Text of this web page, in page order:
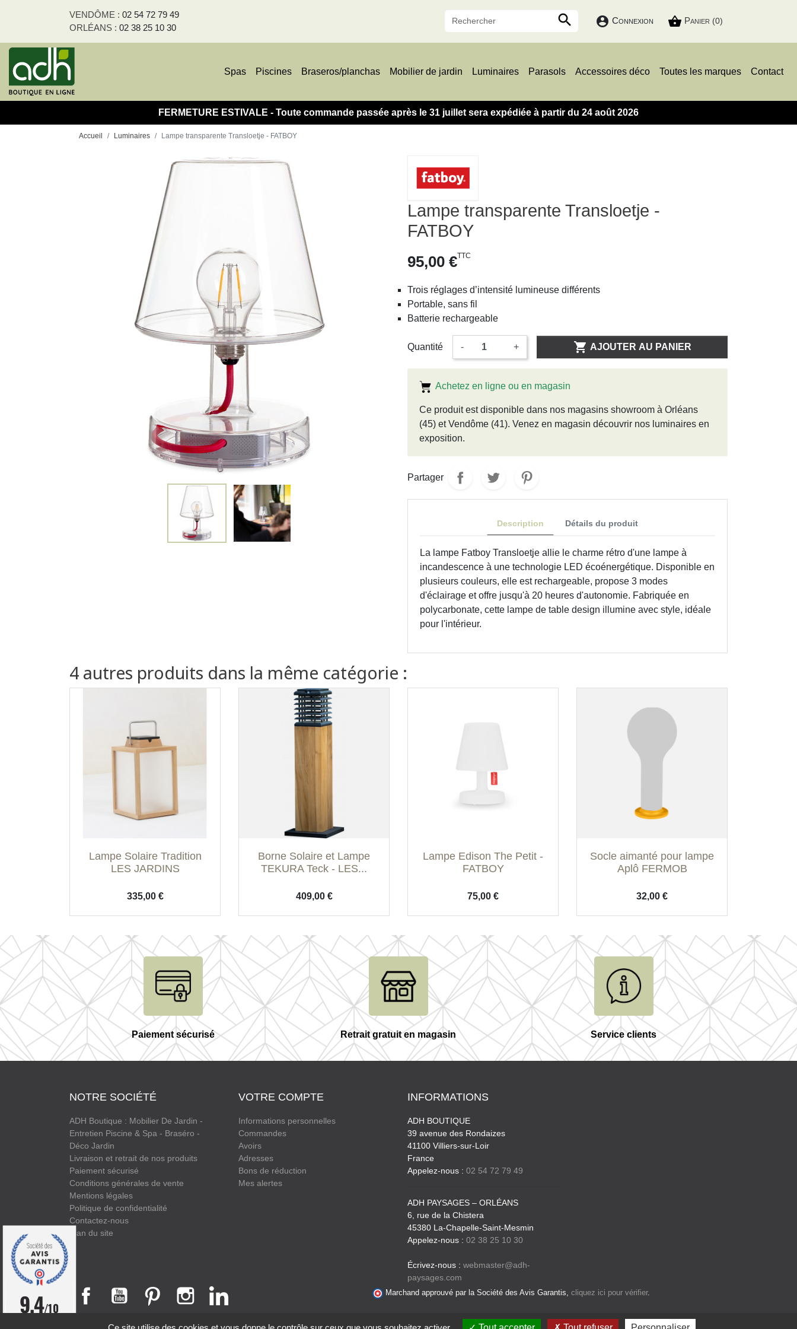
VENDÔME : 02 54 72 79 49
ORLÉANS : 02 38 25 10 30  account_circle Connexion shopping_basket Panier (0)
Spas Piscines Braseros/planchas Mobilier de jardin Luminaires Parasols Accessoires déco Toutes les marques Contact
FERMETURE ESTIVALE - Toute commande passée après le 31 juillet sera expédiée à partir du 24 août 2026
Accueil Luminaires Lampe transparente Transloetje - FATBOY
Lampe transparente Transloetje -
FATBOY
95,00 €TTC
Trois réglages d’intensité lumineuse différents
Portable, sans fil
Batterie rechargeable
Quantité - +  AJOUTER AU PANIER
Achetez en ligne ou en magasin
Ce produit est disponible dans nos magasins showroom à Orléans
(45) et Vendôme (41). Venez en magasin découvrir nos luminaires en
exposition.
Partager
Description Détails du produit
La lampe Fatboy Transloetje allie le charme rétro d'une lampe à
incandescence à une technologie LED écoénergétique. Disponible en
plusieurs couleurs, elle est rechargeable, propose 3 modes
d'éclairage et offre jusqu'à 20 heures d'autonomie. Fabriquée en
polycarbonate, cette lampe de table design illumine avec style, idéale
pour l'intérieur.
4 autres produits dans la même catégorie :
Aperçu rapide
Lampe Solaire Tradition
LES JARDINS
Prix
335,00 €
Aperçu rapide
Borne Solaire et Lampe
TEKURA Teck - LES...
Prix
409,00 €
Aperçu rapide
Lampe Edison The Petit -
FATBOY
Prix
75,00 €
 Aperçu rapide
Bleu Acapulco
CactusCerise Noire
Gris Argile
Miel
Socle aimanté pour lampe
Aplô FERMOB
Prix
32,00 €
Paiement sécurisé Retrait gratuit en magasin Service clients
NOTRE SOCIÉTÉ
ADH Boutique : Mobilier De Jardin -
Entretien Piscine & Spa - Braséro -
Déco Jardin
Livraison et retrait de nos produits
Paiement sécurisé
Conditions générales de vente
Mentions légales
Politique de confidentialité
Contactez-nous
Plan du site
VOTRE COMPTE
Informations personnelles
Commandes
Avoirs
Adresses
Bons de réduction
Mes alertes
INFORMATIONS
ADH BOUTIQUE
39 avenue des Rondaizes
41100 Villiers-sur-Loir
France
Appelez-nous : 02 54 72 79 49
ADH PAYSAGES – ORLÉANS
6, rue de la Chistera
45380 La-Chapelle-Saint-Mesmin
Appelez-nous : 02 38 25 10 30
Écrivez-nous : webmaster@adh-
paysages.com
Marchand approuvé par la Société des Avis Garantis,cliquez ici pour vérifier.
Crédits-Cookies
9.4/10